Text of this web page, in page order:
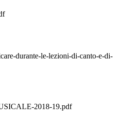
durante-le-lezioni-di-canto-e-di-
2018-19.pdf